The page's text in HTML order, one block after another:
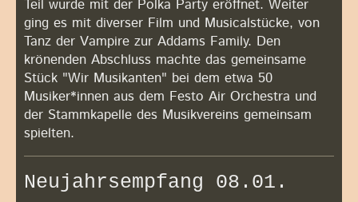
Teil wurde mit der Polka Party eröffnet. Weiter
ging es mit diverser Film und Musicalstücke, von
Tanz der Vampire zur Addams Family. Den
krönenden Abschluss machte das gemeinsame
Stück "Wir Musikanten" bei dem etwa 50
Musiker*innen aus dem Festo Air Orchestra und
der Stammkapelle des Musikvereins gemeinsam
spielten.
Neujahrsempfang 08.01.